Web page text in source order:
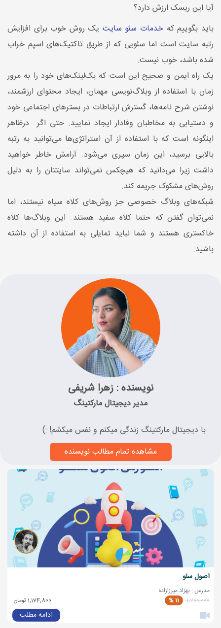
آیا این ریسک ارزش دارد؟
باید بگوییم کهخدمات سئو سایت یک روش خوب برای افزایش
رتبه سایت است اما سئویی که از طریق تاکتیک‌های اسپم خراب
شده باشد، خوب نیست.
یک راه ایمن و صحیح ‌این است که بک‌لینک‌های خود را به مرور
زمان با استفاده از وبلاگ‌نویسی مهمان، ایجاد محتوای ارزشمند،
نوشتن شرح نامه‌ها، گسترش ارتباطات در بسترهای اجتماعی خود
و دستیابی به مخاطبان وفادار ایجاد نمایید. حتی اگر درظاهر
اینگونه است که با استفاده از آن استراتژی‌ها می‌توانید به رتبه‌
بالایی برسید، این زمان سپری می‌شود. آرامش خاطر خواهید
داشت زیرا می‌دانید که هیچکس نمی‌تواند سایتتان را به دلیل
روش‌های مشکوک جریمه کند.
شبکه‌های وبلاگ خصوصی جز روش‌های کلاه سیاه نیستند، اما
نمی‌توان گفتن که حتما کلاه سفید هستند. این وبلاگ‌ها کلاه
خاکستری هستند و شما نباید تمایلی به استفاده از آن داشته
باشید.
نویسنده : زهرا شریفی
مدیر دیجیتال مارکتینگ
با دیجیتال مارکتینگ زندگی میکنم و نفس میکشم! :)
مشاهده تمام مطالب نویسنده
اصول سئو
مدرس : بهزاد میرزازاده
1,200,000
11 % 1,174,800 تومان
ادامه مطلب